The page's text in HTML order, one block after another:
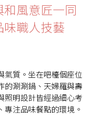
和風意匠一同
味職人技藝
氣質。坐在吧檯個座位
的涮涮鍋、天婦羅與壽
照明設計皆經過細心考
注品味餐點的環境。